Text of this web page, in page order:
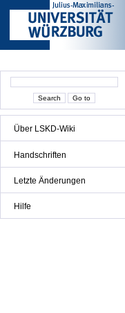
Über LSKD-Wiki
Handschriften
Letzte Änderungen
Hilfe